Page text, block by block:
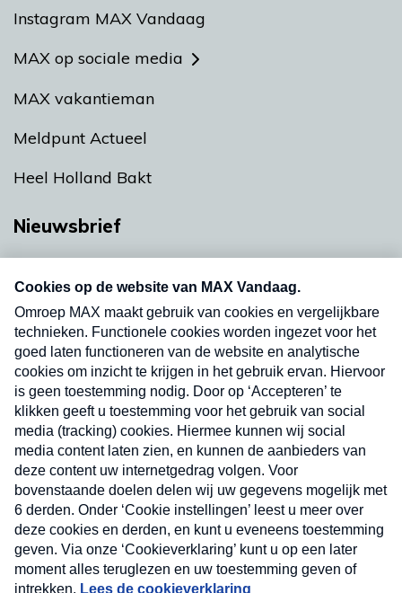
Instagram MAX Vandaag
MAX op sociale media
MAX vakantieman
Meldpunt Actueel
Heel Holland Bakt
Nieuwsbrief
nieuwsbrief. Elke vrijdag- en dinsdagochtend in
uw mailbox.
Verzend
Nieuwsbrief
Neem hier een gratis abonnement op onze
nieuwsbrief. Elke vrijdag- en dinsdagochtend in uw